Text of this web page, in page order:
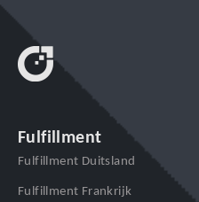
Fulfillment
Fulfillment Duitsland
Fulfillment Frankrijk